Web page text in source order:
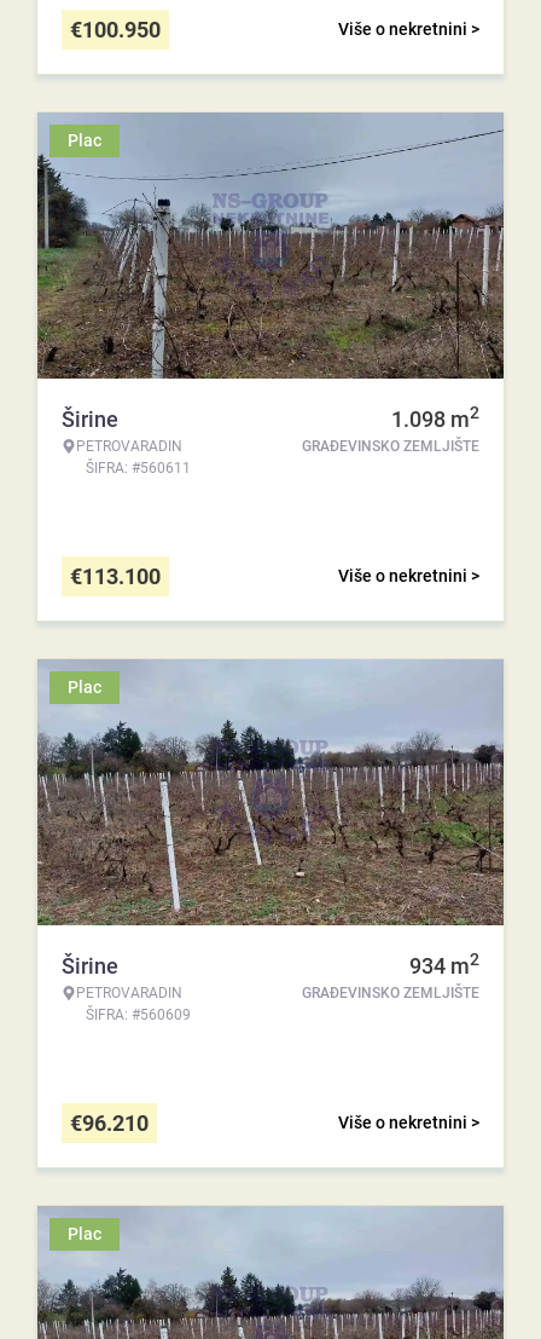
Više o nekretnini >
€100.950
Plac
Širine
PETROVARADIN
ŠIFRA: #560611
1.098 m2
GRAĐEVINSKO ZEMLJIŠTE
Više o nekretnini >
€113.100
Plac
Širine
PETROVARADIN
ŠIFRA: #560609
934 m2
GRAĐEVINSKO ZEMLJIŠTE
Više o nekretnini >
€96.210
Plac